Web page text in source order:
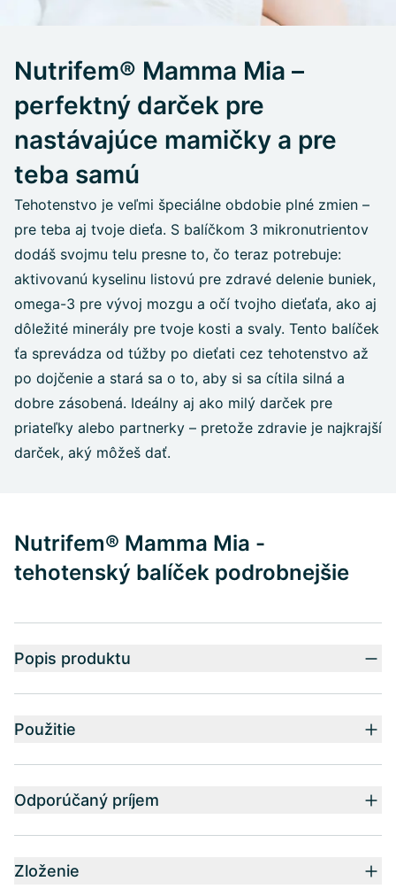
Nutrifem® Mamma Mia –
perfektný darček pre
nastávajúce mamičky a pre
teba samú
Tehotenstvo je veľmi špeciálne obdobie plné zmien –
pre teba aj tvoje dieťa. S balíčkom 3 mikronutrientov
dodáš svojmu telu presne to, čo teraz potrebuje:
aktivovanú kyselinu listovú pre zdravé delenie buniek,
omega-3 pre vývoj mozgu a očí tvojho dieťaťa, ako aj
dôležité minerály pre tvoje kosti a svaly. Tento balíček
ťa sprevádza od túžby po dieťati cez tehotenstvo až
po dojčenie a stará sa o to, aby si sa cítila silná a
dobre zásobená. Ideálny aj ako milý darček pre
priateľky alebo partnerky – pretože zdravie je najkrajší
darček, aký môžeš dať.
Nutrifem® Mamma Mia -
tehotenský balíček podrobnejšie
Popis produktu
Použitie
Odporúčaný príjem
Zloženie